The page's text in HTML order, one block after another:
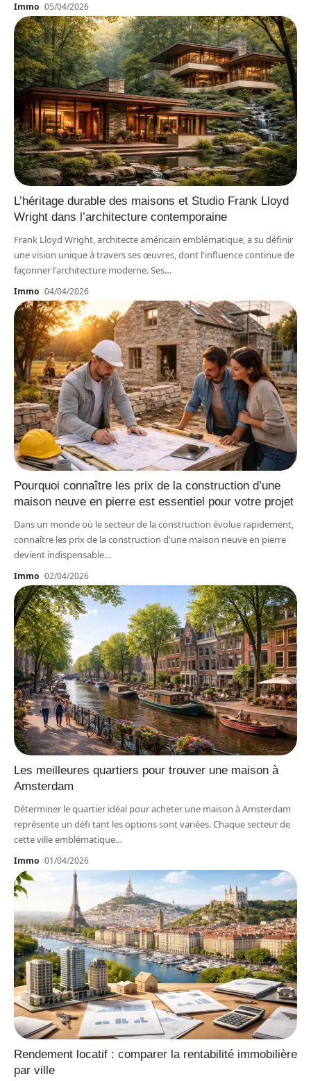
Immo 05/04/2026
L’héritage durable des maisons et Studio Frank Lloyd
Wright dans l’architecture contemporaine
Frank Lloyd Wright, architecte américain emblématique, a su définir
une vision unique à travers ses œuvres, dont l'influence continue de
façonner l'architecture moderne. Ses…
Immo 04/04/2026
Pourquoi connaître les prix de la construction d’une
maison neuve en pierre est essentiel pour votre projet
Dans un monde où le secteur de la construction évolue rapidement,
connaître les prix de la construction d'une maison neuve en pierre
devient indispensable…
Immo 02/04/2026
Les meilleures quartiers pour trouver une maison à
Amsterdam
Déterminer le quartier idéal pour acheter une maison à Amsterdam
représente un défi tant les options sont variées. Chaque secteur de
cette ville emblématique…
Immo 01/04/2026
Rendement locatif : comparer la rentabilité immobilière
par ville